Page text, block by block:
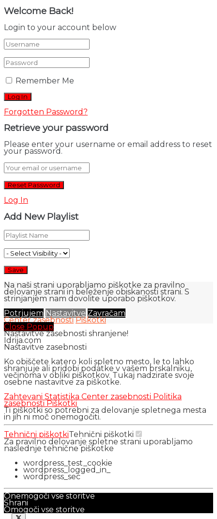
Welcome Back!
Login to your account below
Remember Me
Forgotten Password?
Retrieve your password
Please enter your username or email address to reset
your password.
Log In
Add New Playlist
Na naši strani uporabljamo piškotke za pravilno
delovanje strani in beleženje obiskanosti strani. S
strinjanjem nam dovolite uporabo piškotkov.
Potrjujem Nastavitve Zavračam
Center zasebnosti Piškotki
Close Popup
Nastavitve zasebnosti shranjene!
Idrija.com
Nastavitve zasebnosti
Ko obiščete katero koli spletno mesto, le to lahko
shranjuje ali pridobi podatke v vašem brskalniku,
večinoma v obliki piškotkov. Tukaj nadzirate svoje
osebne nastavitve za piškotke.
Zahtevani Statistika Center zasebnosti Politika
zasebnostiPiškotki
Ti piškotki so potrebni za delovanje spletnega mesta
in jih ni moč onemogočiti.
Tehnični piškotkiTehnični piškotki
Za pravilno delovanje spletne strani uporabljamo
naslednje tehnične piškotke
wordpress_test_cookie
wordpress_logged_in_
wordpress_sec
Onemogoči vse storitve
Shrani
Omogoči vse storitve